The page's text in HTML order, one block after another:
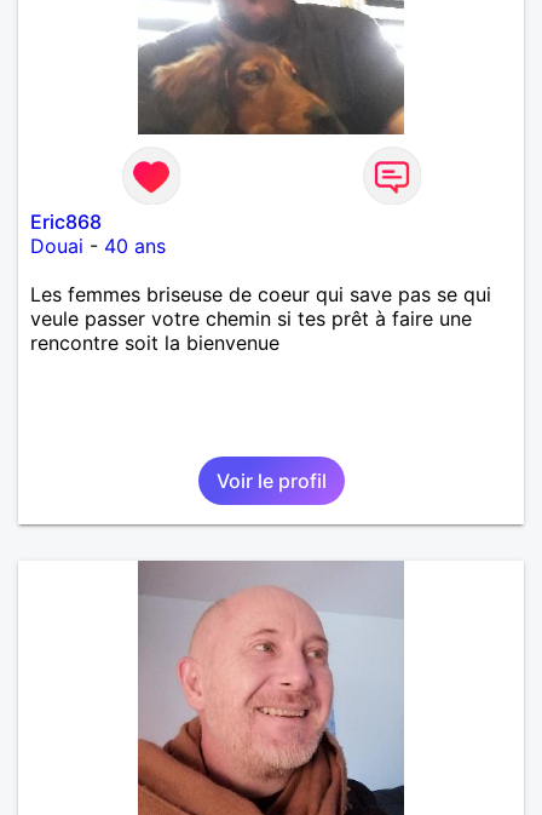
Eric868
Douai - 40 ans
Les femmes briseuse de coeur qui save pas se qui
veule passer votre chemin si tes prêt à faire une
rencontre soit la bienvenue
Voir le profil